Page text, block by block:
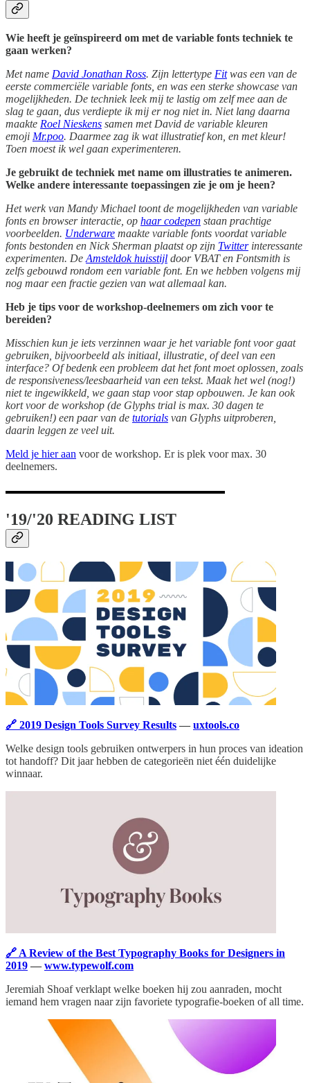
Wie heeft je geïnspireerd om met de variable fonts techniek te
gaan werken?
Met name David Jonathan Ross. Zijn lettertype Fitwas een van de
eerste commerciële variable fonts, en was een sterke showcase van
mogelijkheden. De techniek leek mij te lastig om zelf mee aan de
slag te gaan, dus verdiepte ik mij er nog niet in. Niet lang daarna
maakte Roel Nieskens samen met David de variable kleuren
emoji Mr.poo. Daarmee zag ik wat illustratief kon, en met kleur!
Toen moest ik wel gaan experimenteren.
Je gebruikt de techniek met name om illustraties te animeren.
Welke andere interessante toepassingen zie je om je heen?
Het werk van Mandy Michael toont de mogelijkheden van variable
fonts en browser interactie, op haar codepen staan prachtige
voorbeelden. Underware maakte variable fonts voordat variable
fonts bestonden en Nick Sherman plaatst op zijn Twitterinteressante
experimenten. DeAmsteldok huisstijl door VBAT en Fontsmith is
zelfs gebouwd rondom een variable font. En we hebben volgens mij
nog maar een fractie gezien van wat allemaal kan.
Heb je tips voor de workshop-deelnemers om zich voor te
bereiden?
Misschien kun je iets verzinnen waar je het variable font voor gaat
gebruiken, bijvoorbeeld als initiaal, illustratie, of deel van een
interface? Of bedenk een probleem dat het font moet oplossen, zoals
de responsiveness/leesbaarheid van een tekst. Maak het wel (nog!)
niet te ingewikkeld, we gaan stap voor stap opbouwen. Je kan ook
kort voor de workshop (de Glyphs trial is max. 30 dagen te
gebruiken!) een paar van de tutorials van Glyphs uitproberen,
daarin leggen ze veel uit.
Meld je hier aan voor de workshop. Er is plek voor max. 30
deelnemers.
'19/'20 READING LIST
🔗 2019 Design Tools Survey Results — uxtools.co
Welke design tools gebruiken ontwerpers in hun proces van ideation
tot handoff? Dit jaar hebben de categorieën niet één duidelijke
winnaar.
🔗 A Review of the Best Typography Books for Designers in
2019 — www.typewolf.com
Jeremiah Shoaf verklapt welke boeken hij zou aanraden, mocht
iemand hem vragen naar zijn favoriete typografie-boeken of all time.